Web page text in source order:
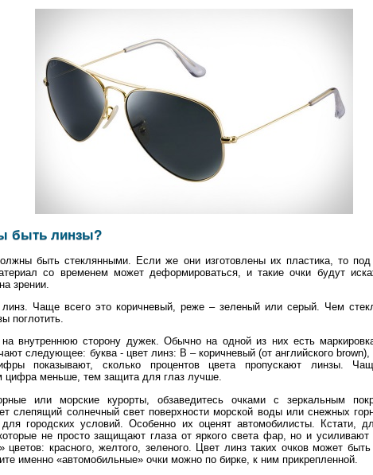
быть линзы?
быть стеклянными. Если же они изготовлены их пластика, то под
со временем может деформироваться, и такие очки будут
зрении.
линз. Чаще всего это коричневый, реже – зеленый или серый. Чем
поглотить.
на внутреннюю сторону дужек. Обычно на одной из них есть
следующее: буква - цвет линз: B – коричневый (от английского
показывают, сколько процентов цвета пропускают линзы.
цифра меньше, тем защита для глаз лучше.
или морские курорты, обзаведитесь очками с зеркальным
слепящий солнечный свет поверхности морской воды или снежных
городских условий. Особенно их оценят автомобилисты. Кстати,
не просто защищают глаза от яркого света фар, но и усиливают
цветов: красного, желтого, зеленого. Цвет линз таких очков может
именно «автомобильные» очки можно по бирке, к ним прикрепленной.